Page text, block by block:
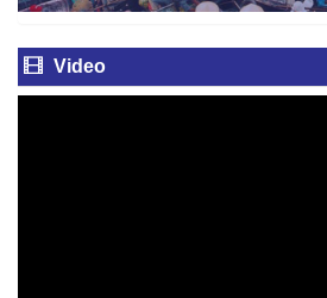
Video